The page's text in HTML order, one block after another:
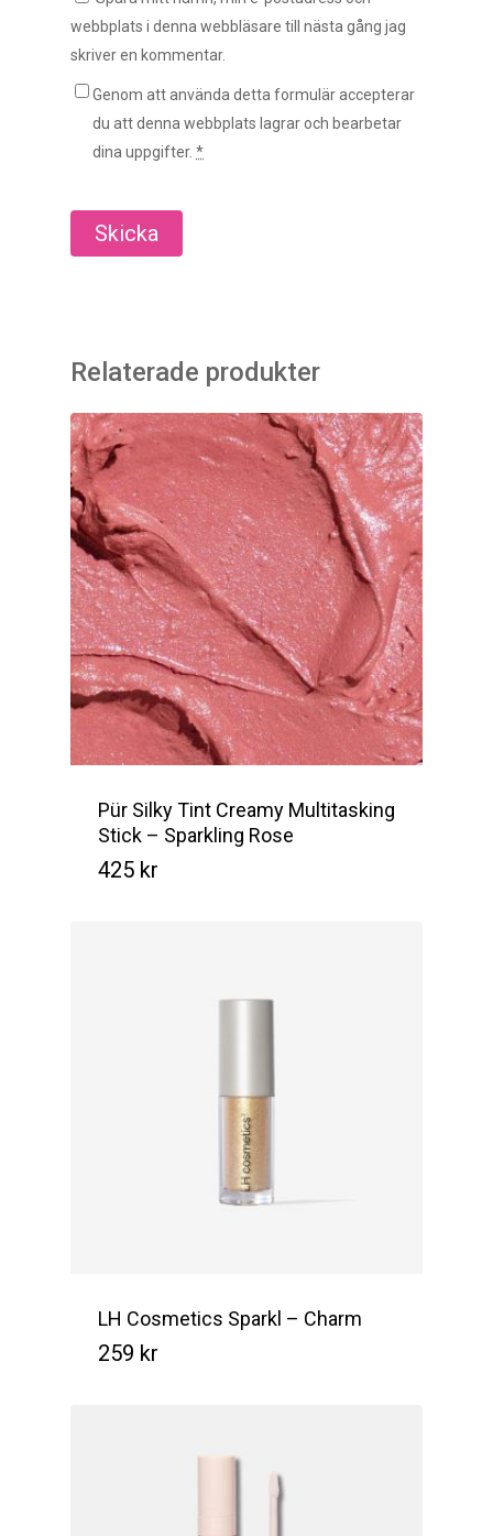
webbplats i denna webbläsare till nästa gång jag
skriver en kommentar.
Genom att använda detta formulär accepterar
du att denna webbplats lagrar och bearbetar
dina uppgifter. *
Relaterade produkter
Pür Silky Tint Creamy Multitasking
Stick – Sparkling Rose
425 kr
LH Cosmetics Sparkl – Charm
259 kr